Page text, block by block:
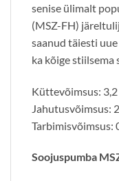
senise ülimalt
(MSZ-FH)
saanud täiesti
ka kõige stiilsema
Küttevõimsus:
Jahutusvõimsus:
Tarbimisvõimsus:
Soojuspumba